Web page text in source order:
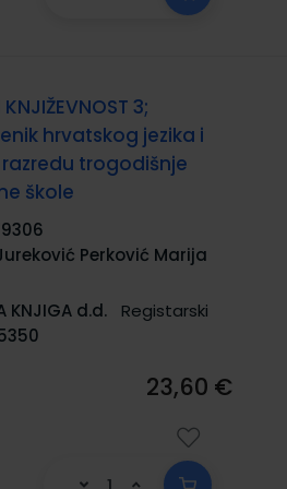
KNJIŽEVNOST 3;
hrvatskog jezika i
razredu trogodišnje
škole
Perković Marija
KNJIGA d.d.
Registarski
23,60 €